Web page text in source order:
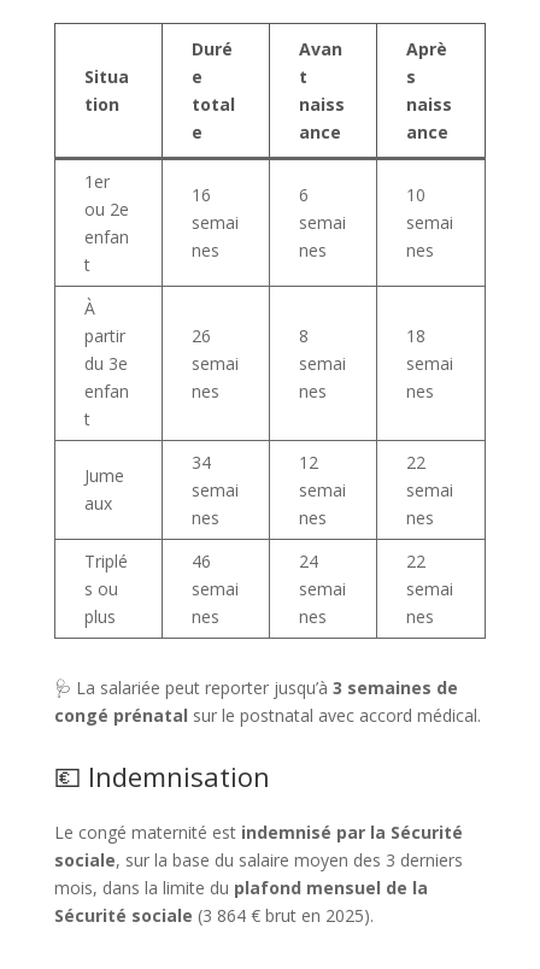
Situa
tion
Duré
e
total
e
Avan
t
naiss
ance
Aprè
s
naiss
ance
1er
ou 2e
enfan
t
16
semai
nes
6
semai
nes
10
semai
nes
À
partir
du 3e
enfan
t
26
semai
nes
8
semai
nes
18
semai
nes
Jume
aux
34
semai
nes
12
semai
nes
22
semai
nes
Triplé
s ou
plus
46
semai
nes
24
semai
nes
22
semai
nes
🩺 La salariée peut reporter jusqu’à 3 semaines de
congé prénatal sur le postnatal avec accord médical.
💶 Indemnisation
Le congé maternité est indemnisé par la Sécurité
sociale, sur la base du salaire moyen des 3 derniers
mois, dans la limite du plafond mensuel de la
Sécurité sociale (3 864 € brut en 2025).